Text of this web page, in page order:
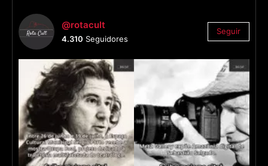
@rotacult
4.310 Seguidores
Seguir